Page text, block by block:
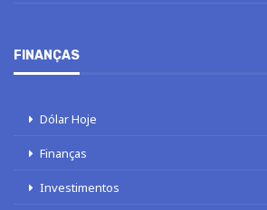
FINANÇAS
Dólar Hoje
Finanças
Investimentos